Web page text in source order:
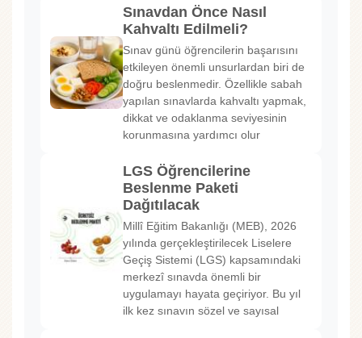
Sınavdan Önce Nasıl
Kahvaltı Edilmeli?
Sınav günü öğrencilerin başarısını
etkileyen önemli unsurlardan biri de
doğru beslenmedir. Özellikle sabah
yapılan sınavlarda kahvaltı yapmak,
dikkat ve odaklanma seviyesinin
korunmasına yardımcı olur
LGS Öğrencilerine
Beslenme Paketi
Dağıtılacak
Millî Eğitim Bakanlığı (MEB), 2026
yılında gerçekleştirilecek Liselere
Geçiş Sistemi (LGS) kapsamındaki
merkezî sınavda önemli bir
uygulamayı hayata geçiriyor. Bu yıl
ilk kez sınavın sözel ve sayısal